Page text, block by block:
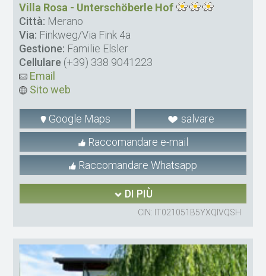
Villa Rosa - Unterschöberle Hof
Città: Merano
Via: Finkweg/Via Fink 4a
Gestione: Familie Elsler
Cellulare (+39) 338 9041223
Email
Sito web
Google Maps
salvare
Raccomandare e-mail
Raccomandare Whatsapp
DI PIÙ
CIN: IT021051B5YXQIVQSH